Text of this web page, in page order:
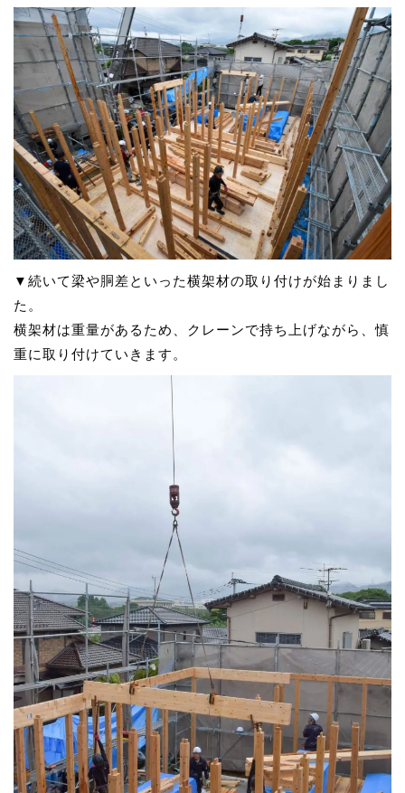
▼続いて梁や胴差といった横架材の取り付けが始まりまし
た。
横架材は重量があるため、クレーンで持ち上げながら、慎
重に取り付けていきます。